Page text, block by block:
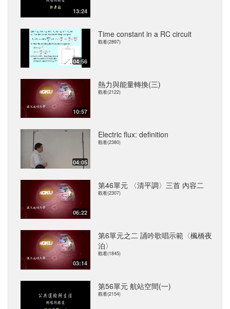
13:24
04:56
Time constant in a RC circuit
觀看(2897)
10:57
熱力與能量轉換(三)
觀看(2122)
04:05
Electric flux: definition
觀看(2380)
06:22
第46單元 〈清平調〉三首 內容二
觀看(2307)
03:14
第6單元之二 誦吟歌唱示範〈楓橋夜
泊〉
觀看(1845)
第56單元 航站空間(一)
觀看(2154)